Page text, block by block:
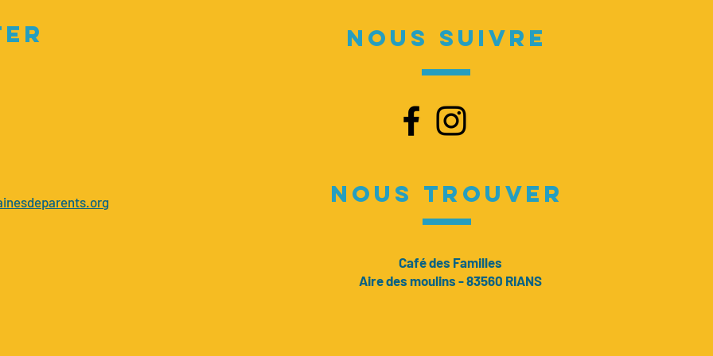
NOUS SUIVRE
NOUS TROUVER
Café des Familles
Aire des moulins - 83560 RIANS